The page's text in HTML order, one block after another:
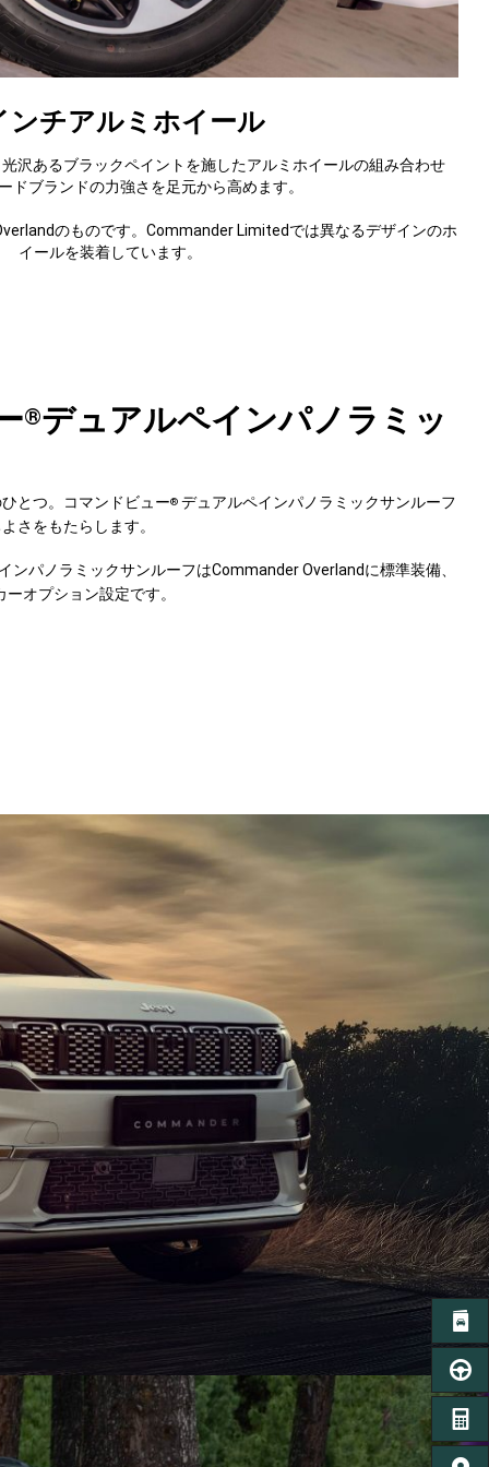
カタ
ご
ンチアルミホイール
沢あるブラックペイントを施したアルミホイールの組み合わせ
ドブランドの力強さを足元から高めます。
のものです。Commander Limitedでは異なるデザインのホ
イールを装着しています。
®デュアルペインパノラミッ
とつ。コマンドビュー® デュアルペインパノラミックサンルーフ
さをもたらします。
ンパノラミックサンルーフはCommander Overlandに標準装備、
オプション設定です。